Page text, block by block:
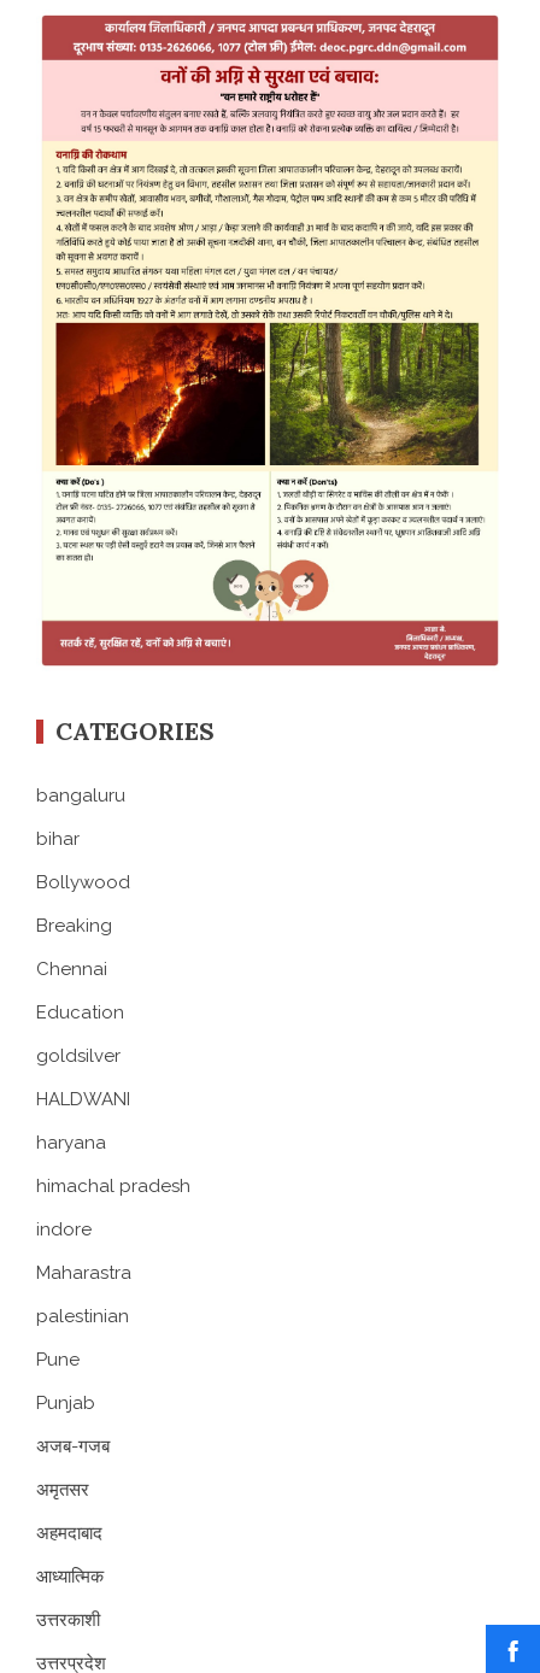
CATEGORIES
bangaluru
bihar
Bollywood
Breaking
Chennai
Education
goldsilver
HALDWANI
haryana
himachal pradesh
indore
Maharastra
palestinian
Pune
Punjab
अजब-गजब
अमृतसर
अहमदाबाद
आध्यात्मिक
उत्तरकाशी
उत्तरप्रदेश